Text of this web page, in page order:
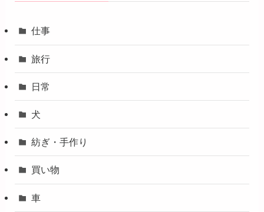
仕事
旅行
日常
犬
紡ぎ・手作り
買い物
車